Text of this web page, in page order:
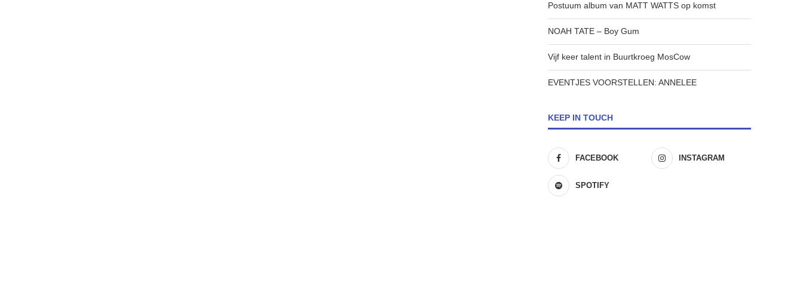
Postuum album van MATT WATTS op komst
NOAH TATE – Boy Gum
Vijf keer talent in Buurtkroeg MosCow
EVENTJES VOORSTELLEN: ANNELEE
KEEP IN TOUCH
FACEBOOK INSTAGRAM
SPOTIFY